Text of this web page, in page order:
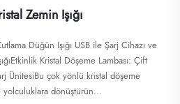
Zemin Işığı
Düğün Işığı USB ile Şarj Cihazı ve
Kristal Döşeme Lambası: Çift
Ünitesi​​Bu çok yönlü kristal döşeme
yolculuklara dönüştürün...